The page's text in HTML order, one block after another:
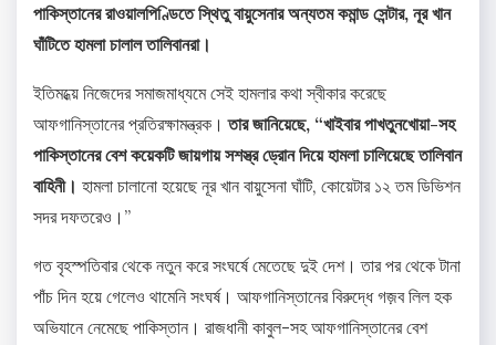
পাকিস্তানের রাওয়ালপিণ্ডিতে স্থিতু বায়ুসেনার অন্যতম কমান্ড সেন্টার, নূর খান
ঘাঁটিতে হামলা চালাল তালিবানরা।
ইতিমধ্য়ে নিজেদের সমাজমাধ্যমে সেই হামলার কথা স্বীকার করেছে
আফগানিস্তানের প্রতিরক্ষামন্ত্রক।তার জানিয়েছে, “খাইবার পাখতুনখোয়া-সহ
পাকিস্তানের বেশ কয়েকটি জায়গায় সশস্ত্র ড্রোন দিয়ে হামলা চালিয়েছে তালিবান
বাহিনী। হামলা চালানো হয়েছে নূর খান বায়ুসেনা ঘাঁটি, কোয়েটার ১২ তম ডিভিশন
সদর দফতরেও।”
গত বৃহস্পতিবার থেকে নতুন করে সংঘর্ষে মেতেছে দুই দেশ। তার পর থেকে টানা
পাঁচ দিন হয়ে গেলেও থামেনি সংঘর্ষ। আফগানিস্তানের বিরুদ্ধে গজ়ব লিল হক
অভিযানে নেমেছে পাকিস্তান। রাজধানী কাবুল-সহ আফগানিস্তানের বেশ